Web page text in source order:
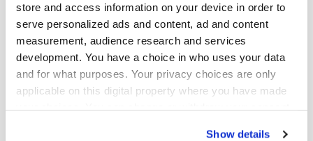
store and access information on your device in order to
serve personalized ads and content, ad and content
measurement, audience research and services
development. You have a choice in who uses your data
and for what purposes. Your privacy choices are only
applicable on this digital property where you have made
Show details